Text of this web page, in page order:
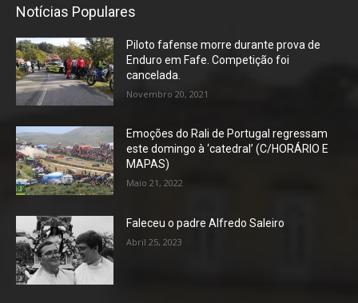
Notícias Populares
Piloto fafense morre durante prova de
Enduro em Fafe. Competição foi
cancelada.
Novembro 20, 2021
Emoções do Rali de Portugal regressam
este domingo à ‘catedral’ (C/HORÁRIO E
MAPAS)
Maio 21, 2022
Faleceu o padre Alfredo Saleiro
Abril 25, 2023